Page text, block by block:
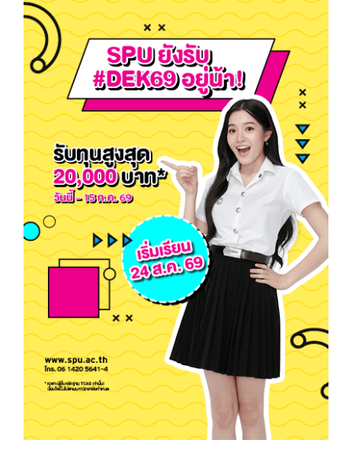
Most Popular